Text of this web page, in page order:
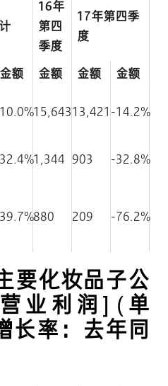
16年
第四
季度
17年第四季
度
金额 金额 金额 金额
15,64313,421 -14.2%
1,344 903 -32.8%
880 209 -76.2%
要化妆品子公
业利润] (单
长率：去年同